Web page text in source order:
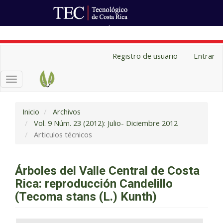
Contenido
principal
lateral
Registro de usuario Entrar
Toggle
navigation
Inicio
Archivos
Vol. 9 Núm. 23 (2012): Julio- Diciembre 2012
Articulos técnicos
Árboles del Valle Central de Costa
Rica: reproducción Candelillo
(Tecoma stans (L.) Kunth)